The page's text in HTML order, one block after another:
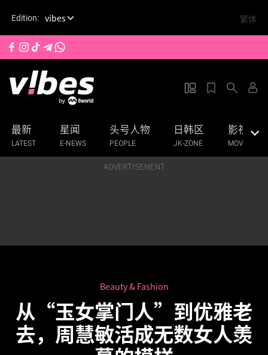
i
Edition: vibes 繁体
最新
LATEST
星闻
E-NEWS
头号人物
PEOPLE
日韩区
JK-ZONE
影视
MOVIES &
ADVERTISEMENT
从“玉女掌门人”到优雅老
去，周慧敏活成无数女人羡
Beauty & Fashion